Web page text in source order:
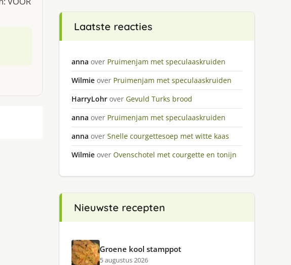
Laatste reacties
anna over Pruimenjam met speculaaskruiden
Wilmie over Pruimenjam met speculaaskruiden
HarryLohr over Gevuld Turks brood
anna over Pruimenjam met speculaaskruiden
anna over Snelle courgettesoep met witte kaas
Wilmie over Ovenschotel met courgette en tonijn
Nieuwste recepten
Groene kool stamppot
5 augustus 2026